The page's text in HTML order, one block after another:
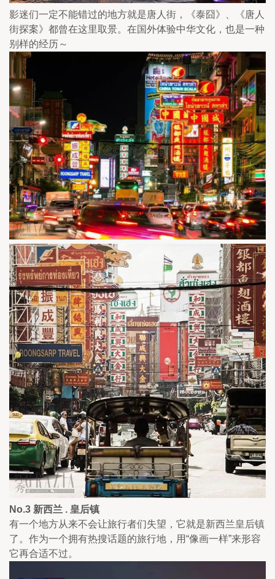
影迷们一定不能错过的地方就是唐人街，《泰囧》、《唐人
街探案》都曾在这里取景。在国外体验中华文化，也是一种
别样的经历～
No.3 新西兰 . 皇后镇
有一个地方从来不会让旅行者们失望，它就是新西兰皇后镇
了。作为一个拥有热搜话题的旅行地，用“像画一样”来形容
它再合适不过。